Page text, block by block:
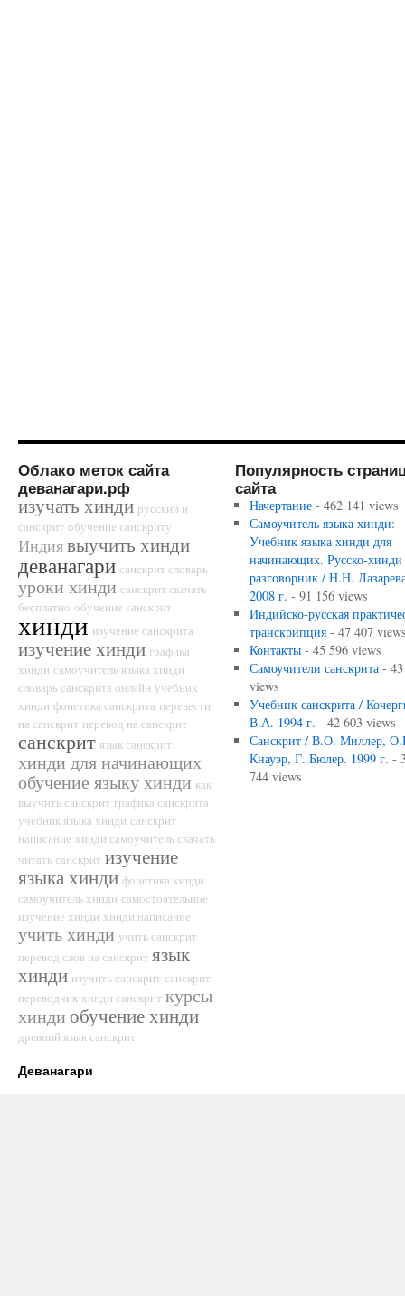
Облако меток сайта
деванагари.рф
изучать хинди русский и
санскрит обучение санскриту
Индиявыучить хинди
деванагари санскрит словарь
уроки хинди санскрит скачать
бесплатно обучение санскрит
хинди изучение санскрита
изучение хинди графика
хинди самоучитель языка хинди
словарь санскрита онлайн учебник
хинди фонетика санскрита перевести
на санскрит перевод на санскрит
санскрит язык санскрит
хинди для начинающих
обучение языку хинди как
выучить санскрит графика санскрита
учебник языка хинди санскрит
написание хинди самоучитель скачать
читать санскрит изучение
языка хинди фонетика хинди
самоучитель хинди самостоятельное
изучение хинди хинди написание
учить хинди учить санскрит
перевод слов на санскрит язык
хинди изучить санскрит санскрит
переводчик хинди санскрит курсы
хиндиобучение хинди
древний язык санскрит
Популярность
сайта
Начертание- 462 141 views
Самоучитель языка хинди:
Учебник языка хинди для
начинающих. Русско-хинди
разговорник / Н.Н.
2008 г. - 91 156 views
Индийско-русская
транскрипция- 47 407
Контакты- 45 596 views
Самоучители санскрита- 43
views
Учебник санскрита /
В.А. 1994 г. - 42 603 views
Санскрит / В.О. Миллер,
Кнауэр, Г. Бюлер. 1999 г. -
744 views
Деванагари